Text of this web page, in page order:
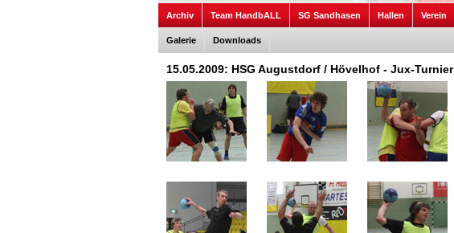
Archiv Team HandbALL SG Sandhasen Hallen Verein
Galerie Downloads
15.05.2009: HSG Augustdorf / Hövelhof - Jux-Turnier